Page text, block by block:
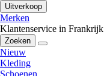
Uitverkoop
Merken
Klantenservice in Frankrijk
Zoeken
Nieuw
Kleding